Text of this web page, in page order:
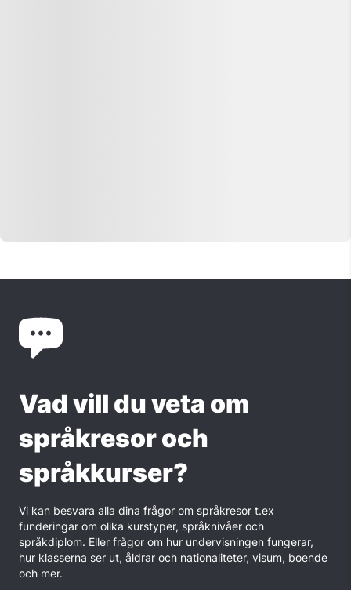
Vad vill du veta om
språkresor och
språkkurser?
Vi kan besvara alla dina frågor om språkresor t.ex
funderingar om olika kurstyper, språknivåer och
språkdiplom. Eller frågor om hur undervisningen fungerar,
hur klasserna ser ut, åldrar och nationaliteter, visum, boende
och mer.